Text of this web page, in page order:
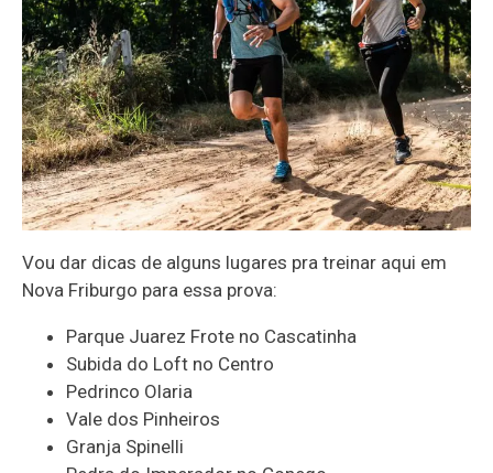
Vou dar dicas de alguns lugares pra treinar aqui em
Nova Friburgo para essa prova:
Parque Juarez Frote no Cascatinha
Subida do Loft no Centro
Pedrinco Olaria
Vale dos Pinheiros
Granja Spinelli